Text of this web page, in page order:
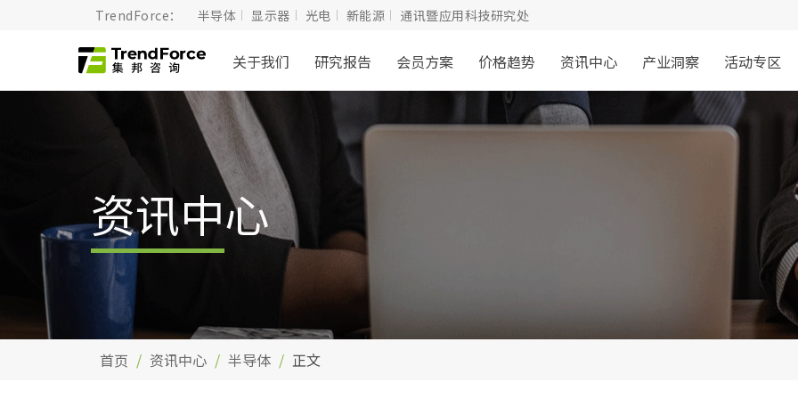
TrendForce： 半导体 显示器 光电 新能源 通讯暨应用科技研究处
关于我们 研究报告 会员方案 价格趋势 资讯中心 产业洞察 活动专区
资讯中心
首页 资讯中心 半导体 正文